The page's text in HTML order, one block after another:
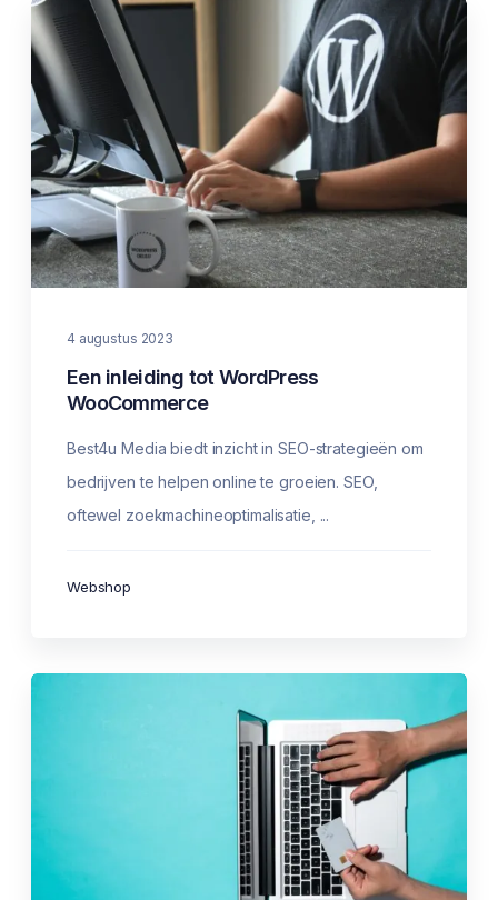
4 augustus 2023
Een inleiding tot WordPress
WooCommerce
Best4u Media biedt inzicht in SEO-strategieën om
bedrijven te helpen online te groeien. SEO,
oftewel zoekmachineoptimalisatie, ...
Webshop